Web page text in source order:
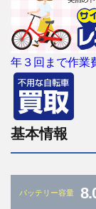
年３回まで作業
基本情報
バッテリー容量